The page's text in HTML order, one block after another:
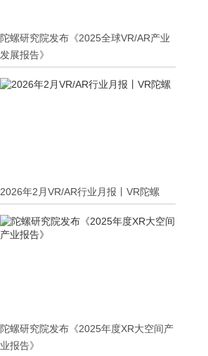
陀螺研究院发布《2025全球VR/AR产业
发展报告》
2026年2月VR/AR行业月报丨VR陀螺
陀螺研究院发布《2025年度XR大空间产
业报告》